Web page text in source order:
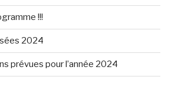
!!!
2024
prévues pour l’année 2024